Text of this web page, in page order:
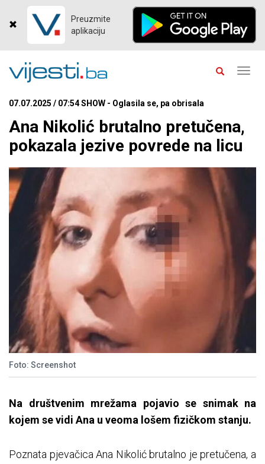
Preuzmite
aplikaciju
07.07.2025 / 07:54 SHOW - Oglasila se, pa obrisala
Ana Nikolić brutalno pretučena,
pokazala jezive povrede na licu
Foto: Screenshot
Na društvenim mrežama pojavio se snimak na
kojem se vidi Ana u veoma lošem fizičkom stanju.
Poznata pjevačica Ana Nikolić brutalno je pretučena, a